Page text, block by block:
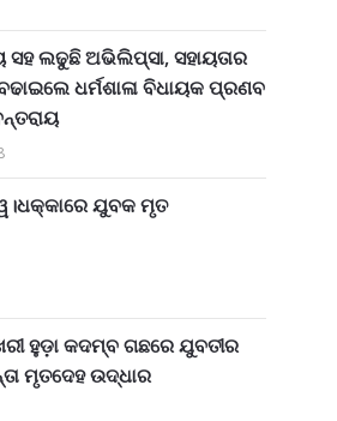
ସହ ଲଢୁଛି ଅଭିଲିପ୍ସା, ସହାୟତାର
ଧର୍ମଶାଳା ବିଧାୟକ ପ୍ରଣବ
ଯୁବକ ମୃତ
ହୁଡ଼ା କଦମ୍ବ ଗଛରେ ଯୁବତୀର
ମୃତଦେହ ଉଦ୍ଧାର